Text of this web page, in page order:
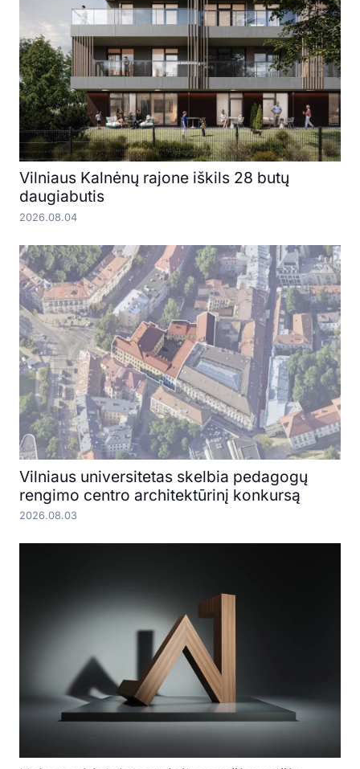
Vilniaus Kalnėnų rajone iškils 28 butų
daugiabutis
2026.08.04
Vilniaus universitetas skelbia pedagogų
rengimo centro architektūrinį konkursą
2026.08.03